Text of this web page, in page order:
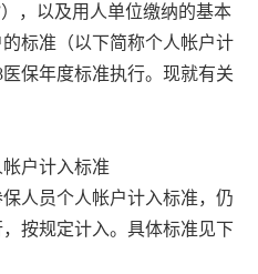
，以及用人单位缴纳的基本
标准（以下简称个人帐户计
保年度标准执行。现就有关
户计入标准
人员个人帐户计入标准，仍
按规定计入。具体标准见下